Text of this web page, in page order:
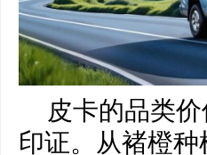
皮卡的品类
印证。从褚橙